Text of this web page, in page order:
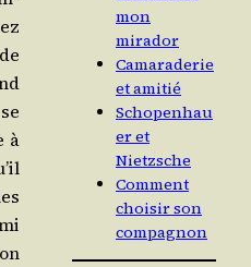
à
mon
mirador
Camaraderie
et amitié
Schopenhau
er et
Nietzsche
Comment
choisir son
compagnon